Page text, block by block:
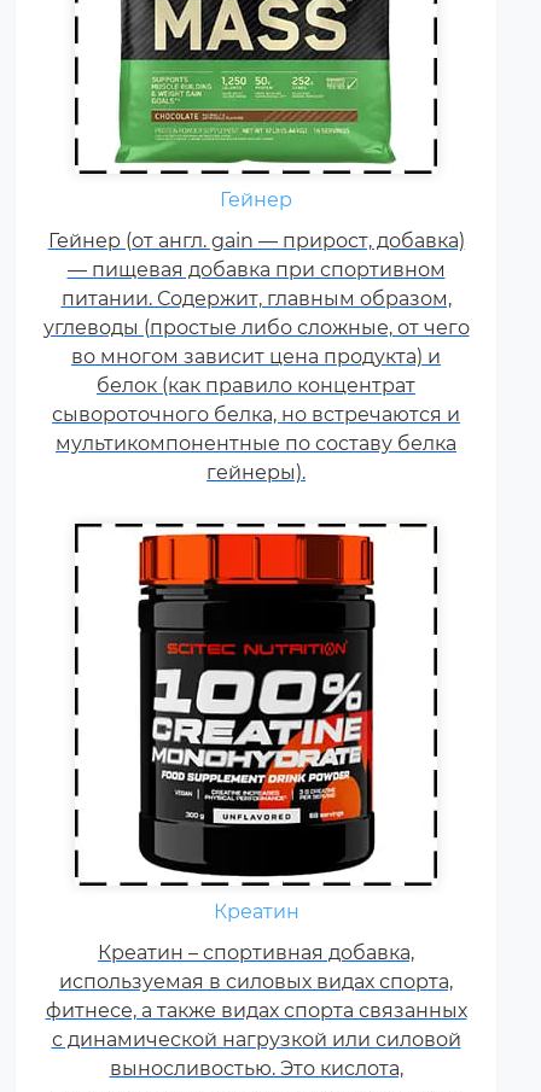
Гейнер
Гейнер (от англ. gain — прирост, добавка)
— пищевая добавка при спортивном
питании. Содержит, главным образом,
углеводы (простые либо сложные, от чего
во многом зависит цена продукта) и
белок (как правило концентрат
сывороточного белка, но встречаются и
мультикомпонентные по составу белка
гейнеры).
Креатин – спортивная добавка,
используемая в силовых видах
спорта, фитнесе, а также видах
спорта связанных с
динамической нагрузкой или
силовой выносливостью. Это
кислота, синтезируемая в
организме человека в
скелетных мышцах.
Креатин
Креатин – спортивная добавка,
используемая в силовых видах спорта,
фитнесе, а также видах спорта связанных
с динамической нагрузкой или силовой
выносливостью. Это кислота,
Ежедневно каждому
витамины группы В, карнитин –
витамин Т, витамины С, D, E, F.
Постоянные тренировки,
физические и психологические
нагрузки, соревнования
увеличивают суточную норму